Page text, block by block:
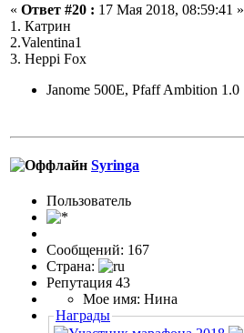
« Ответ #20 : 17 Мая 2018, 08:59:41 »
1. Катрин
2.Valentina1
3. Heppi Fox
Janome 500E, Pfaff Ambition 1.0
Syringa
Пользовaтeль
Сообщений: 167
Страна:
Репутация 43
Мое имя: Нина
Награды